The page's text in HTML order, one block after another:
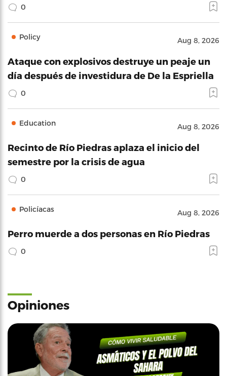
0
Policy Aug 8, 2026
Ataque con explosivos destruye un peaje un
día después de investidura de De la Espriella
0
Education Aug 8, 2026
Recinto de Río Piedras aplaza el inicio del
semestre por la crisis de agua
0
Policíacas Aug 8, 2026
Perro muerde a dos personas en Río Piedras
0
Opiniones